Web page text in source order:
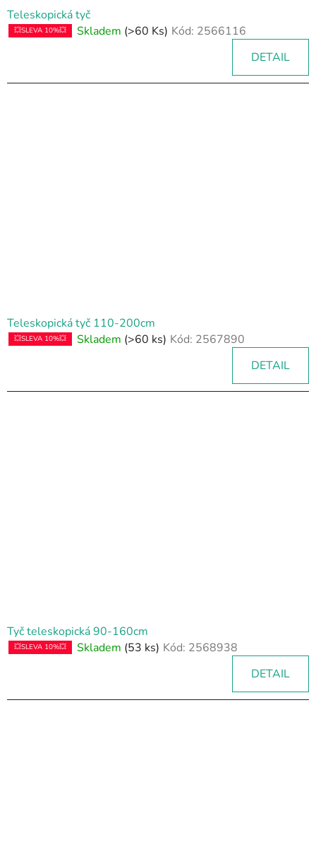
Teleskopická tyč
💥SLEVA 10%💥 Skladem (>60 Ks) Kód: 2566116
DETAIL
Teleskopická tyč 110-200cm
💥SLEVA 10%💥 Skladem (>60 ks) Kód: 2567890
DETAIL
Tyč teleskopická 90-160cm
💥SLEVA 10%💥 Skladem (53 ks) Kód: 2568938
DETAIL